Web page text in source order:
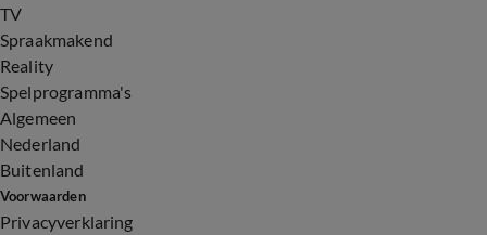
TV
Spraakmakend
Reality
Spelprogramma's
Algemeen
Nederland
Buitenland
Voorwaarden
Privacyverklaring